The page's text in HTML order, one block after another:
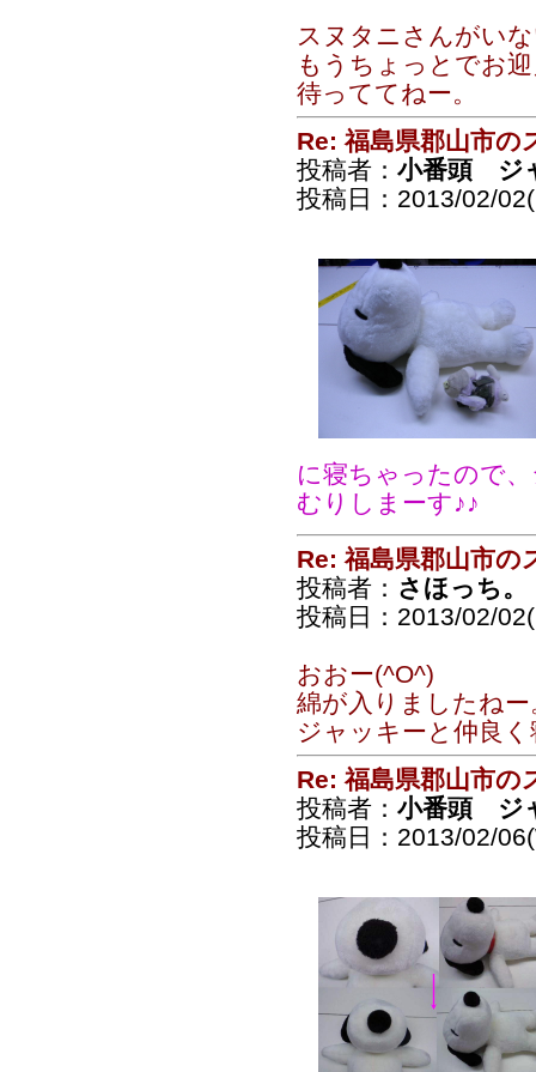
スヌタニさんがい
もうちょっとでお
待っててねー。
Re: 福島県郡山市の
投稿者： 小番頭 ジ
投稿日：2013/02/
に寝ちゃったので
むりしまーす♪♪
Re: 福島県郡山市の
投稿者： さほっち。
投稿日：2013/02/
おおー(^O^)
綿が入りましたねー
ジャッキーと仲良
Re: 福島県郡山市の
投稿者： 小番頭 ジ
投稿日：2013/02/